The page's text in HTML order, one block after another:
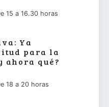
15 a 16.30 horas
Ya
para la
ahora qué?
18 a 20 horas